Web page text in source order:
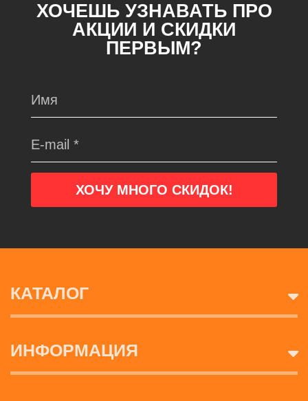
ХОЧЕШЬ УЗНАВАТЬ ПРО
АКЦИИ И СКИДКИ
ПЕРВЫМ?
КАТАЛОГ
ИНФОРМАЦИЯ